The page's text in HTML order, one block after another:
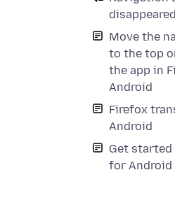
disappeared
Move the
to the top
the app in
Android
Firefox
Android
Get
for Android